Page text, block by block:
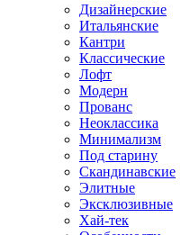
Дизайнерские
Итальянские
Кантри
Классические
Лофт
Модерн
Прованс
Неоклассика
Минимализм
Под старину
Скандинавские
Элитные
Эксклюзивные
Хай-тек